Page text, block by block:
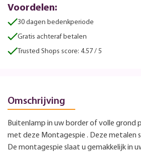
Voordelen:
30 dagen bedenkperiode
Gratis achteraf betalen
Trusted Shops score: 4.57 / 5
Omschrijving
Buitenlamp in uw border of volle grond
met deze Montagespie . Deze metalen
De montagespie slaat u gemakkelijk in